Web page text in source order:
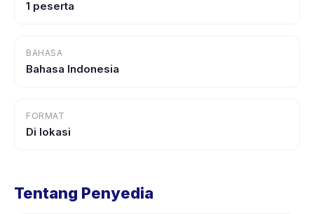
1 peserta
BAHASA
Bahasa Indonesia
FORMAT
Di lokasi
Tentang Penyedia